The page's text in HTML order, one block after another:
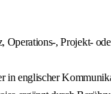
, Projekt-
in englischer